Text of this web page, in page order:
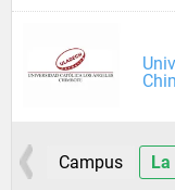
Campus